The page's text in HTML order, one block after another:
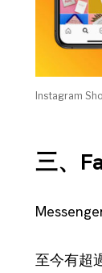
Instagram
三、
至今有超